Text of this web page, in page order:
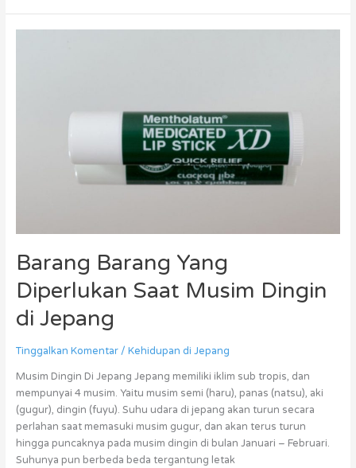
Barang Barang Yang
Diperlukan Saat Musim Dingin
di Jepang
Tinggalkan Komentar / Kehidupan di Jepang
Musim Dingin Di Jepang Jepang memiliki iklim sub tropis, dan
mempunyai 4 musim. Yaitu musim semi (haru), panas (natsu), aki
(gugur), dingin (fuyu). Suhu udara di jepang akan turun secara
perlahan saat memasuki musim gugur, dan akan terus turun
hingga puncaknya pada musim dingin di bulan Januari – Februari.
Suhunya pun berbeda beda tergantung letak